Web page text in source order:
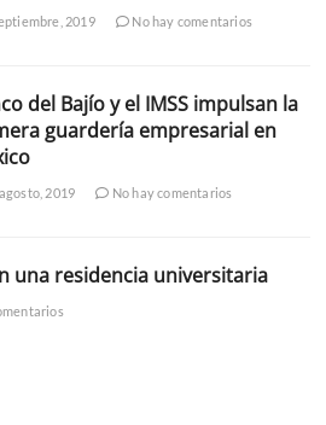
2019 No hay comentarios
del Bajío y el IMSS impulsan la
guardería empresarial en
2019 No hay comentarios
una residencia universitaria